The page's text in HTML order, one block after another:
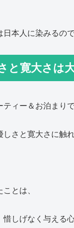
日本人に染みるの
と寛大さは
ティー＆お泊まり
さと寛大さに触れ
とは、
惜しげなく与える